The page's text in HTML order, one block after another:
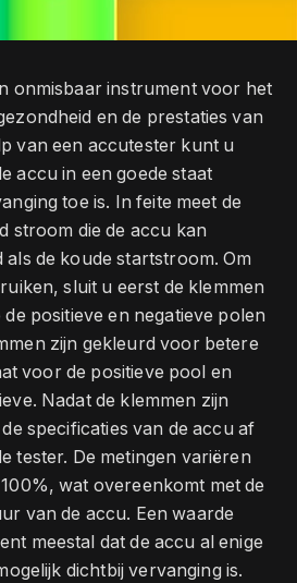
onmisbaar instrument voor het
en de prestaties van
van een accutester kunt u
accu in een goede staat
toe is. In feite meet de
stroom die de accu kan
als de koude startstroom. Om
sluit u eerst de klemmen
positieve en negatieve polen
zijn gekleurd voor betere
voor de positieve pool en
Nadat de klemmen zijn
specificaties van de accu af
tester. De metingen variëren
wat overeenkomt met de
van de accu. Een waarde
meestal dat de accu al enige
dichtbij vervanging is.